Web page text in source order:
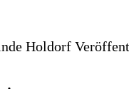
Holdorf